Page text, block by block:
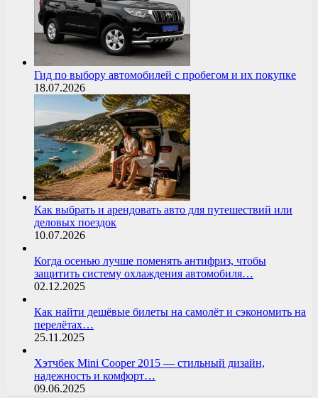
Гид по выбору автомобилей с пробегом и их покупке
18.07.2026
Как выбрать и арендовать авто для путешествий или
деловых поездок
10.07.2026
Когда осенью лучше поменять антифриз, чтобы
защитить систему охлаждения автомобиля…
02.12.2025
Как найти дешёвые билеты на самолёт и сэкономить на
перелётах…
25.11.2025
Хэтчбек Mini Cooper 2015 — стильный дизайн,
надежность и комфорт…
09.06.2025